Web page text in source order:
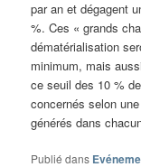
par an et dégagent
%. Ces « grands
dématérialisation
minimum, mais
ce seuil des 10 %
concernés selon
générés dans
Publié dans